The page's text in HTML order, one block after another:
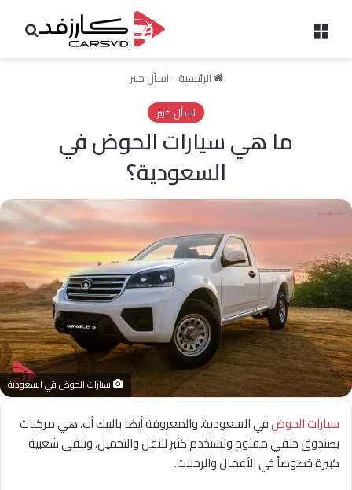
الرئيسية - اسأل خبير
اسأل خبير
ما هي سيارات الحوض في
السعودية؟
سيارات الحوض في السعودية
سيارات الحوضفي السعودية، والمعروفة أيضا بالبيك أب، هي مركبات
بصندوق خلفي مفتوح وتستخدم كثير للنقل والتحميل، وتلقى شعبية
كبيرة خصوصاً في الأعمال والرحلات.